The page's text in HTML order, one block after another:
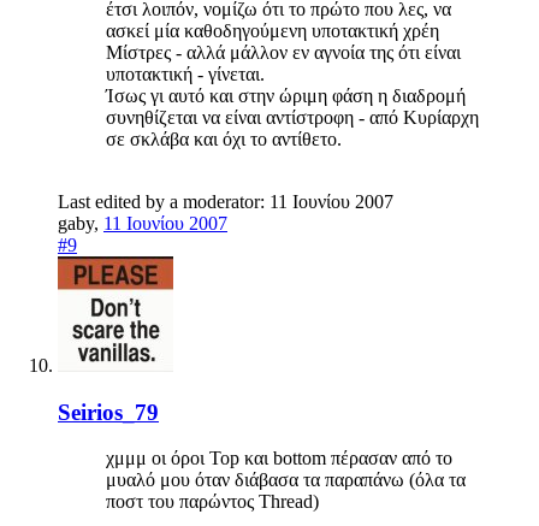
έτσι λοιπόν, νομίζω ότι το πρώτο που λες, να
ασκεί μία καθοδηγούμενη υποτακτική χρέη
Μίστρες - αλλά μάλλον εν αγνοία της ότι είναι
υποτακτική - γίνεται.
Ίσως γι αυτό και στην ώριμη φάση η διαδρομή
συνηθίζεται να είναι αντίστροφη - από Κυρίαρχη
σε σκλάβα και όχι το αντίθετο.
Last edited by a moderator: 11 Ιουνίου 2007
gaby, 11 Ιουνίου 2007
#9
Seirios_79
χμμμ οι όροι Top και bottom πέρασαν από το
μυαλό μου όταν διάβασα τα παραπάνω (όλα τα
ποστ του παρώντος Thread)